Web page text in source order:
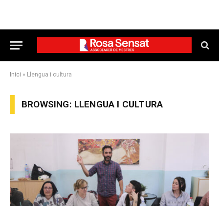
Inici » Llengua i cultura
BROWSING: LLENGUA I CULTURA